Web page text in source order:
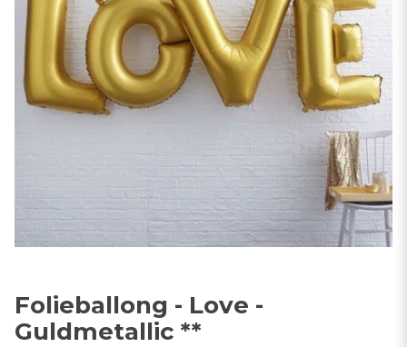
Folieballong - Love -
Guldmetallic **